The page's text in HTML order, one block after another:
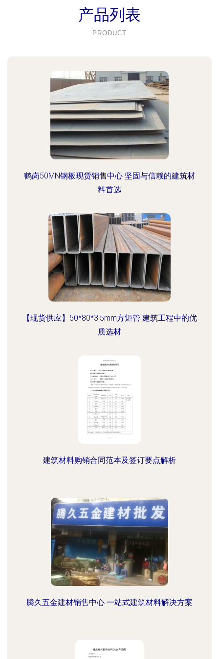
产品列表
PRODUCT
鹤岗50MN钢板现货销售中心 坚固与信赖的建筑材
料首选
【现货供应】50*80*3.5mm方矩管 建筑工程中的优
质选材
建筑材料购销合同范本及签订要点解析
腾久五金建材销售中心 一站式建筑材料解决方案